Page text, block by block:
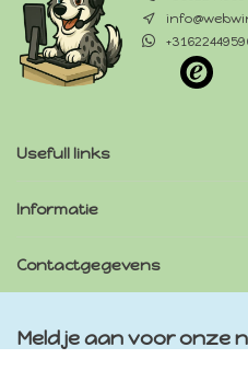
Usefull links
Informatie
Contactgegevens
Meld je aan voor onze